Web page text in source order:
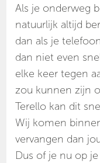
Als je onderweg
natuurlijk altijd
dan als je
dan niet even
elke keer tegen
zou kunnen zijn
Terello kan dit
Wij komen
vervangen dan
Dus of je nu op